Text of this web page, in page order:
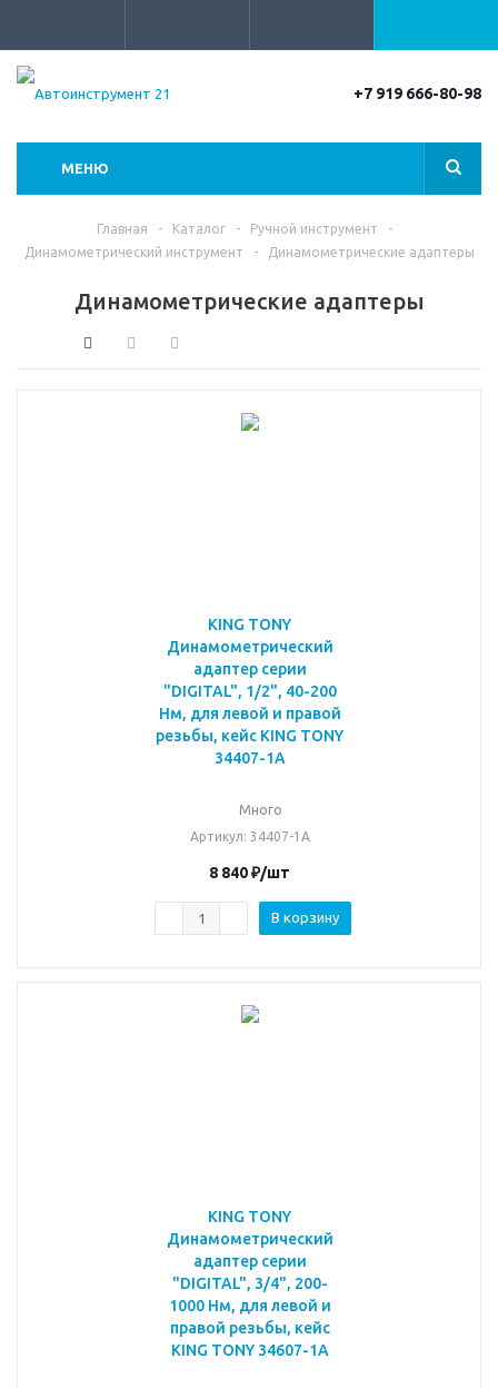
+7 919 666-80-98
МЕНЮ
Главная - Каталог - Ручной инструмент
-
Динамометрический инструмент
- Динамометрические адаптеры
Динамометрические адаптеры
KING TONY
Динамометрический
адаптер серии
"DIGITAL", 1/2", 40-200
Нм, для левой и правой
резьбы, кейс KING TONY
34407-1A
Много
Артикул: 34407-1A
8 840₽/шт
В корзину
KING TONY
Динамометрический
адаптер серии
"DIGITAL", 3/4", 200-
1000 Нм, для левой и
правой резьбы, кейс
KING TONY 34607-1A